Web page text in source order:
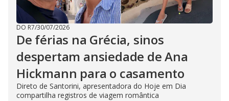
DO R7/30/07/2026
De férias na Grécia, sinos
despertam ansiedade de Ana
Hickmann para o casamento
Direto de Santorini, apresentadora do Hoje em Dia
compartilha registros de viagem romântica